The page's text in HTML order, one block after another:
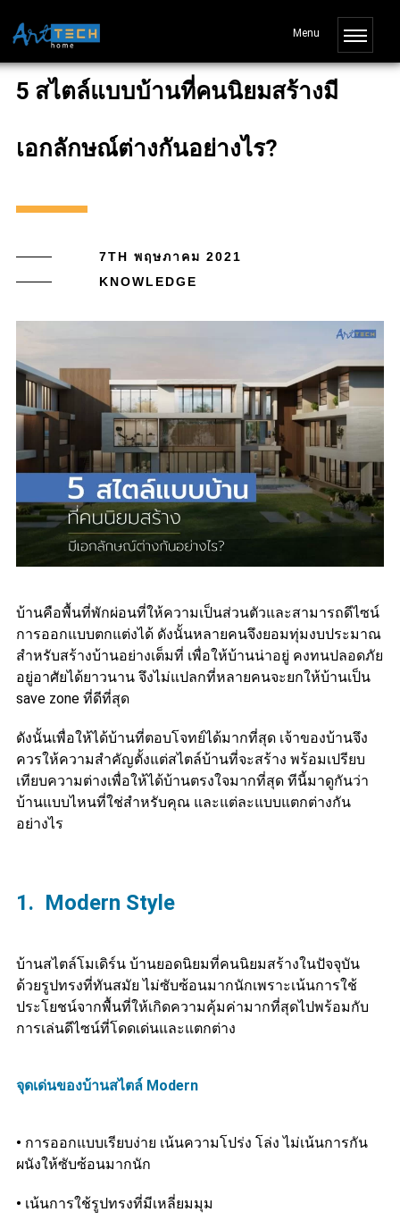
5 สไตล์แบบบ้านที่คนนิยมสร้างมี
เอกลักษณ์ต่างกันอย่างไร?
7TH พฤษภาคม 2021
KNOWLEDGE
บ้านคือพื้นที่พักผ่อนที่ให้ความเป็นส่วนตัวและสามารถดีไซน์
การออกแบบตกแต่งได้ ดังนั้นหลายคนจึงยอมทุ่มงบประมาณ
สำหรับสร้างบ้านอย่างเต็มที่ เพื่อให้บ้านน่าอยู่ คงทนปลอดภัย
อยู่อาศัยได้ยาวนาน จึงไม่แปลกที่หลายคนจะยกให้บ้านเป็น
save zone ที่ดีที่สุด
ดังนั้นเพื่อให้ได้บ้านที่ตอบโจทย์ได้มากที่สุด เจ้าของบ้านจึง
ควรให้ความสำคัญตั้งแต่สไตล์บ้านที่จะสร้าง พร้อมเปรียบ
เทียบความต่างเพื่อให้ได้บ้านตรงใจมากที่สุด ทีนี้มาดูกันว่า
บ้านแบบไหนที่ใช่สำหรับคุณ และแต่ละแบบแตกต่างกัน
อย่างไร
1. Modern Style
บ้านสไตล์โมเดิร์น บ้านยอดนิยมที่คนนิยมสร้างในปัจจุบัน
ด้วยรูปทรงที่ทันสมัย ไม่ซับซ้อนมากนักเพราะเน้นการใช้
ประโยชน์จากพื้นที่ให้เกิดความคุ้มค่ามากที่สุดไปพร้อมกับ
การเล่นดีไซน์ที่โดดเด่นและแตกต่าง
จุดเด่นของบ้านสไตล์ Modern
• การออกแบบเรียบง่าย เน้นความโปร่ง โล่ง ไม่เน้นการกัน
ผนังให้ซับซ้อนมากนัก
• เน้นการใช้รูปทรงที่มีเหลี่ยมมุม